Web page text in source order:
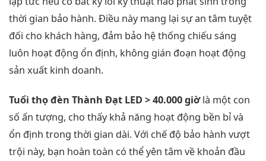
thời gian bảo hành. Điều này mang lại sự an tâm tuyệt
đối cho khách hàng, đảm bảo hệ thống chiếu sáng
luôn hoạt động ổn định, không gián đoạn hoạt động
sản xuất kinh doanh.
Tuổi thọ đèn Thành Đạt LED > 40.000 giờlà một con
số ấn tượng, cho thấy khả năng hoạt động bền bỉ và
ổn định trong thời gian dài. Với chế độ bảo hành vượt
trội này, bạn hoàn toàn có thể yên tâm về khoản đầu